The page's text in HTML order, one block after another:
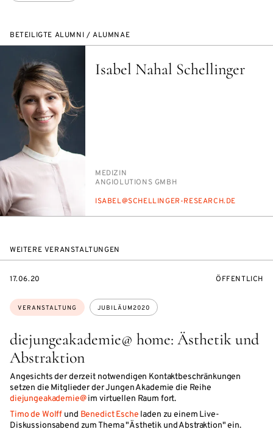
BETEILIGTE ALUMNI / ALUMNAE
Isabel Nahal Schellinger
PERSON_RESEARCH_SUBJECT
ME­DI­ZIN
INSTITUTION
AN­GIO­LU­TI­ONS GMBH
E-
ISA­BEL@SCHEL­LIN­GER-RE­SE­ARCH.DE
WEITERE VERANSTALTUNGEN
diejungeakademie@ home: Ästhetik und
Abstraktion
Angesichts der derzeit notwendigen Kontaktbeschränkungen
setzen die Mitglieder der Jungen Akademie die Reihe
diejungeakademie@im virtuellen Raum fort.
Timo de Wolff und Benedict Esche laden zu einem Live-
Diskussionsabend zum Thema "Ästhetik und Abstraktion" ein.
Themen:
VERANSTALTUNG JUBILÄUM2020
EVENTBEGINSON
17.06.20 ÖFFENTLICH